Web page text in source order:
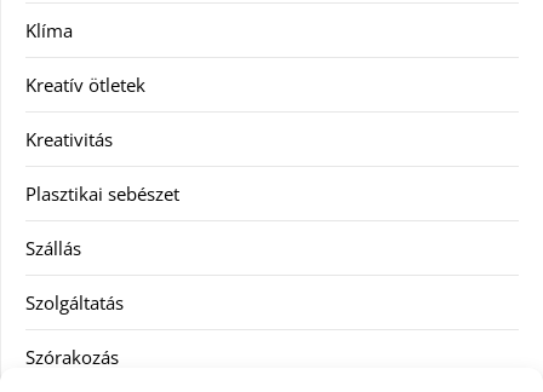
Klíma
Kreatív ötletek
Kreativitás
Plasztikai sebészet
Szállás
Szolgáltatás
Szórakozás